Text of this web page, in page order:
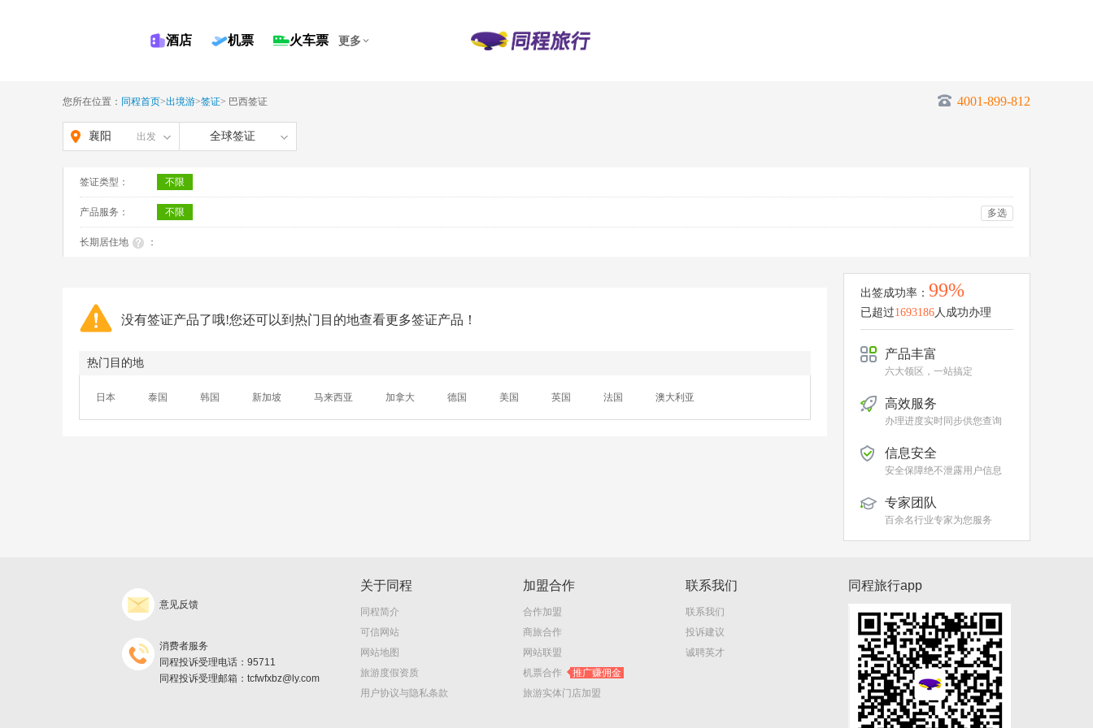
酒店 机票 火车票 更多
您所在位置： 同程首页>出境游>签证> 巴西签证 4001-899-812
襄阳 出发 全球签证
签证类型： 不限
产品服务： 不限 多选
长期居住地 ：
没有签证产品了哦!您还可以到热门目的地查看更多签证产品！
热门目的地
日本 泰国 韩国 新加坡 马来西亚 加拿大 德国 美国 英国 法国 澳大利亚
出签成功率： 99%
已超过1693186人成功办理
产品丰富
六大领区，一站搞定
高效服务
办理进度实时同步供您查询
信息安全
安全保障绝不泄露用户信息
专家团队
百余名行业专家为您服务
意见反馈
消费者服务
同程投诉受理电话：95711
同程投诉受理邮箱：tcfwfxbz@ly.com
关于同程
同程简介
可信网站
网站地图
旅游度假资质
用户协议与隐私条款
加盟合作
合作加盟
商旅合作
网站联盟
机票合作
推广赚佣金
旅游实体门店加盟
联系我们
联系我们
投诉建议
诚聘英才
同程旅行app